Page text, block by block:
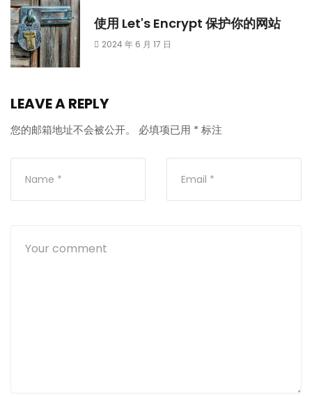
使用 Let's Encrypt 保护你的网站
2024 年 6 月 17 日
LEAVE A REPLY
您的邮箱地址不会被公开。 必填项已用 * 标注